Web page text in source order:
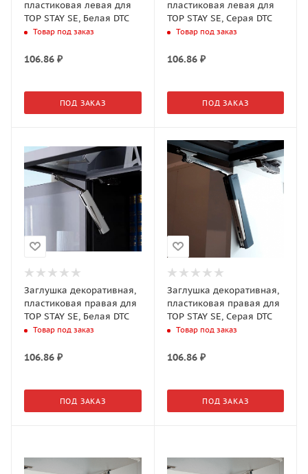
пластиковая левая для
TOP STAY SE, Белая DTC
Товар под заказ
106.86 ₽
ПОД ЗАКАЗ
пластиковая левая для
TOP STAY SE, Серая DTC
Товар под заказ
106.86₽
ПОД ЗАКАЗ
Заглушка декоративная,
пластиковая правая для
TOP STAY SE, Белая DTC
Товар под заказ
106.86 ₽
ПОД ЗАКАЗ
Заглушка декоративная,
пластиковая правая для
TOP STAY SE, Серая DTC
Товар под заказ
106.86₽
ПОД ЗАКАЗ